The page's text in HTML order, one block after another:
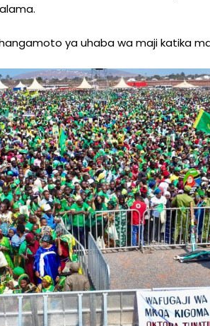
ya uhaba wa maji katika